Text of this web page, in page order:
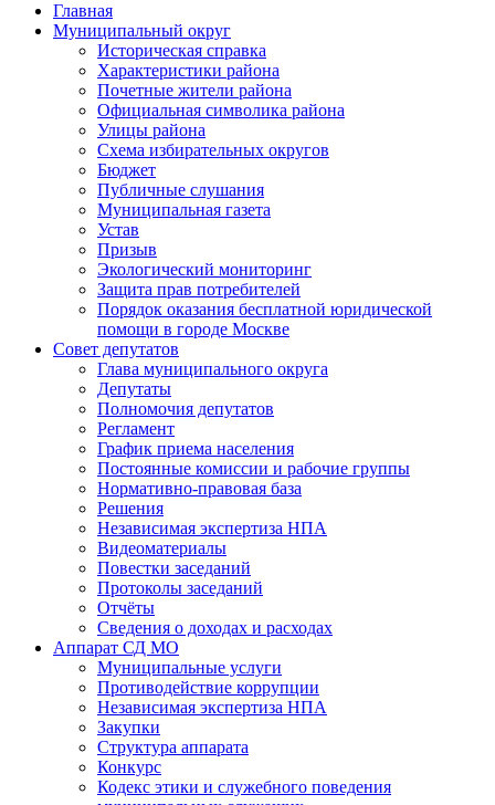
Главная
Муниципальный округ
Историческая справка
Характеристики района
Почетные жители района
Официальная символика района
Улицы района
Схема избирательных округов
Бюджет
Публичные слушания
Муниципальная газета
Устав
Призыв
Экологический мониторинг
Защита прав потребителей
Порядок оказания бесплатной юридической
помощи в городе Москве
Совет депутатов
Глава муниципального округа
Депутаты
Полномочия депутатов
Регламент
График приема населения
Постоянные комиссии и рабочие группы
Нормативно-правовая база
Решения
Независимая экспертиза НПА
Видеоматериалы
Повестки заседаний
Протоколы заседаний
Отчёты
Сведения о доходах и расходах
Аппарат СД МО
Муниципальные услуги
Противодействие коррупции
Независимая экспертиза НПА
Закупки
Структура аппарата
Конкурс
Кодекс этики и служебного поведения